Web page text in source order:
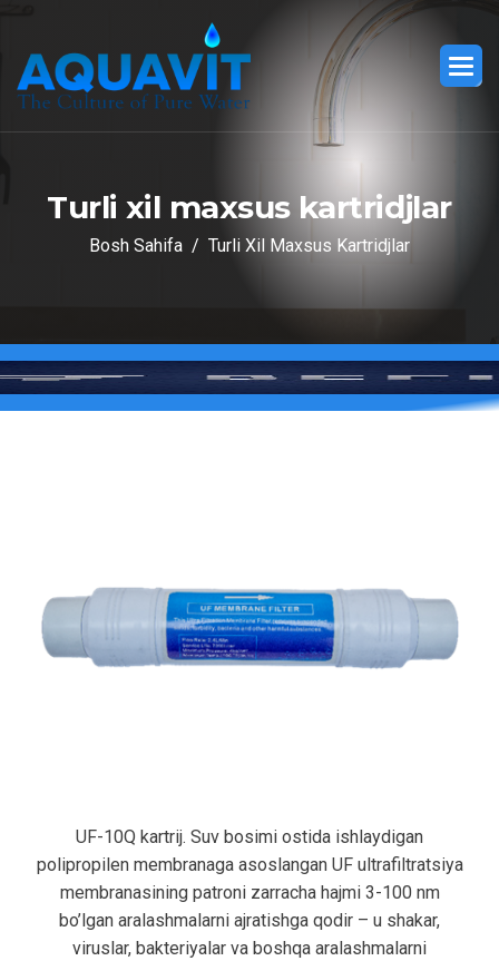
Turli xil maxsus kartridjlar
Bosh Sahifa Turli Xil Maxsus Kartridjlar
UF-10Q kartrij. Suv bosimi ostida ishlaydigan
polipropilen membranaga asoslangan UF ultrafiltratsiya
membranasining patroni zarracha hajmi 3-100 nm
bo’lgan aralashmalarni ajratishga qodir – u shakar,
viruslar, bakteriyalar va boshqa aralashmalarni